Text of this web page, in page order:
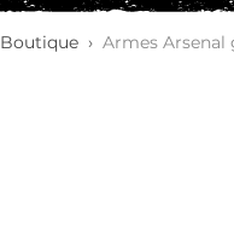
Boutique › Armes Arsenal